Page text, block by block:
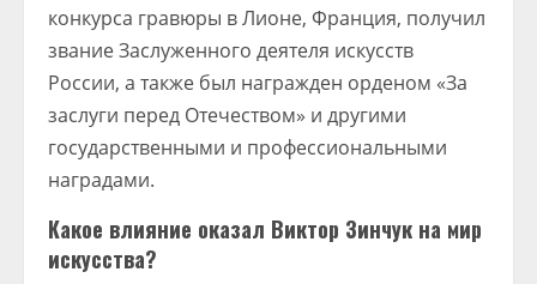
конкурса гравюры в Лионе, Франция, получил
звание Заслуженного деятеля искусств
России, а также был награжден орденом «За
заслуги перед Отечеством» и другими
государственными и профессиональными
наградами.
Какое влияние оказал Виктор Зинчук на мир
искусства?